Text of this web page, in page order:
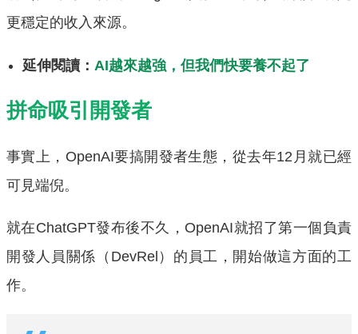
更穩定的收入來源。
延伸閱讀： AI越來越強，但我們快要養不起了
拼命吸引開發者
事實上，OpenAI要搞開發者生態，從去年12月就已經
可見端倪。
就在ChatGPT發布後不久，OpenAI就招了第一個負責
開發人員關係（DevRel）的員工，開始做這方面的工
作。